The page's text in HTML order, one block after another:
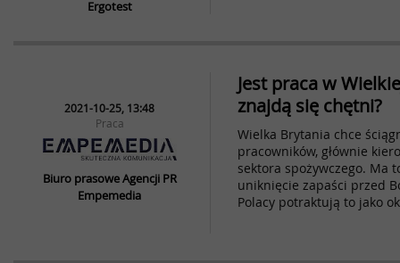
Ergotest
2021-10-25, 13:48
Praca
Biuro prasowe Agencji PR
Empemedia
Jest praca w
znajdą się chętni?
Wielka Brytania chce
pracowników, głównie
sektora spożywczego. Ma
uniknięcie zapaści przed
Polacy potraktują to jako